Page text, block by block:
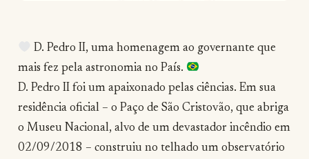
D. Pedro II, uma homenagem ao governante que
mais fez pela astronomia no País.
D. Pedro II foi um apaixonado pelas ciências. Em sua
residência oficial – o Paço de São Cristovão, que abriga
o Museu Nacional, alvo de um devastador incêndio em
02/09/2018 – construiu no telhado um observatório